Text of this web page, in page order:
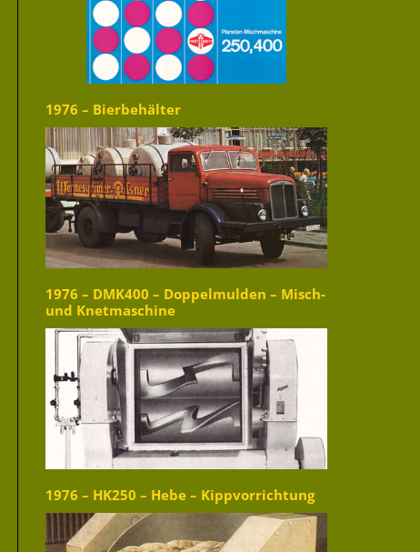
1976 – Bierbehälter
1976 – DMK400 – Doppelmulden – Misch-
und Knetmaschine
1976 – HK250 – Hebe – Kippvorrichtung